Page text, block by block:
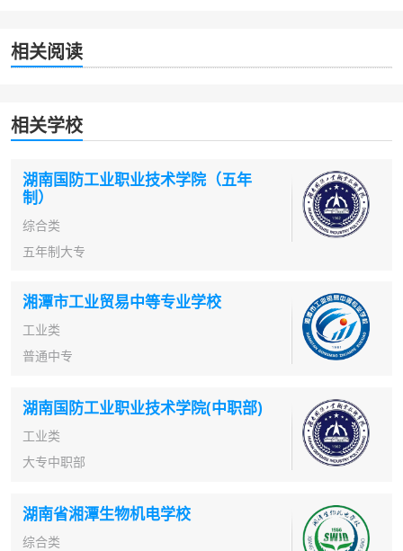
相关阅读
相关学校
湖南国防工业职业技术学院（五年
制）
综合类
五年制大专
湘潭市工业贸易中等专业学校
工业类
普通中专
湖南国防工业职业技术学院(中职部)
工业类
大专中职部
湖南省湘潭生物机电学校
综合类